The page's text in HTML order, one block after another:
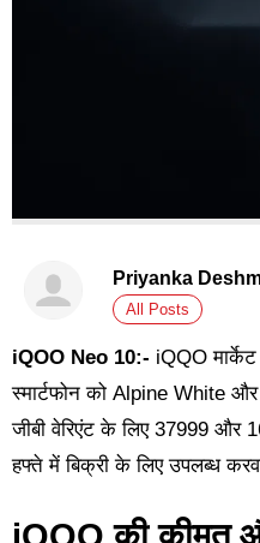
Priyanka
All Posts
iQOO Neo 10:- iQQO
स्मार्टफोन को Alpine White
जीबी वेरिएंट के लिए 37999 और
हफ्ते में बिक्री के लिए उपलब्ध